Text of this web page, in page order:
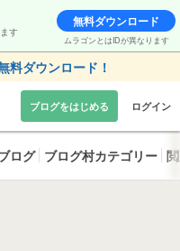
す
無料ダウンロード
ムラゴンとはIDが異なります
料ダウンロード！
ブログをはじめる ログイン
ログ ブログ村カテゴリー